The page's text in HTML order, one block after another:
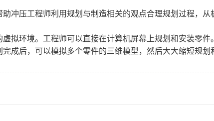
助冲压工程师利用规划与制造相关的观点合理规划过程，
拟环境。工程师可以直接在计算机屏幕上规划和安装零件
成后，可以模拟多个零件的三维模型，然后大大缩短规划